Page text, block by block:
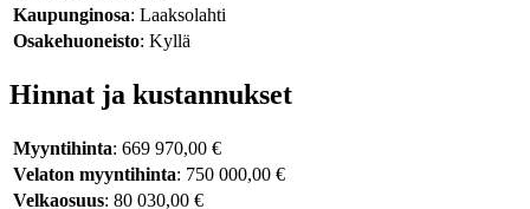
Kaupunginosa: Laaksolahti
Osakehuoneisto: Kyllä
Hinnat ja kustannukset
Myyntihinta: 669 970,00 €
Velaton myyntihinta: 750 000,00 €
Velkaosuus: 80 030,00 €